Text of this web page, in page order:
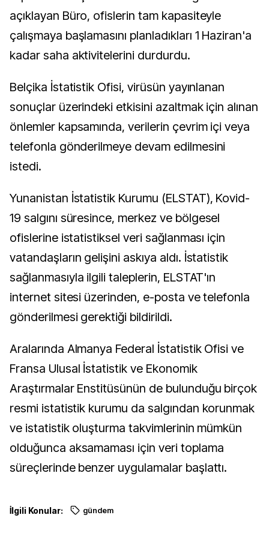
açıklayan Büro, ofislerin tam kapasiteyle
çalışmaya başlamasını planladıkları 1 Haziran'a
kadar saha aktivitelerini durdurdu.
Belçika İstatistik Ofisi, virüsün yayınlanan
sonuçlar üzerindeki etkisini azaltmak için alınan
önlemler kapsamında, verilerin çevrim içi veya
telefonla gönderilmeye devam edilmesini
istedi.
Yunanistan İstatistik Kurumu (ELSTAT), Kovid-
19 salgını süresince, merkez ve bölgesel
ofislerine istatistiksel veri sağlanması için
vatandaşların gelişini askıya aldı. İstatistik
sağlanmasıyla ilgili taleplerin, ELSTAT'ın
internet sitesi üzerinden, e-posta ve telefonla
gönderilmesi gerektiği bildirildi.
Aralarında Almanya Federal İstatistik Ofisi ve
Fransa Ulusal İstatistik ve Ekonomik
Araştırmalar Enstitüsünün de bulunduğu birçok
resmi istatistik kurumu da salgından korunmak
ve istatistik oluşturma takvimlerinin mümkün
olduğunca aksamaması için veri toplama
süreçlerinde benzer uygulamalar başlattı.
İlgili Konular: gündem